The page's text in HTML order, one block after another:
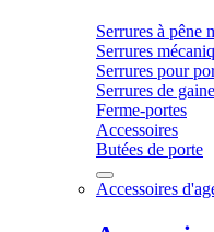
Serrures à pêne
Serrures
Serrures pour
Serrures de
Ferme-portes
Accessoires
Butées de porte
Accessoires